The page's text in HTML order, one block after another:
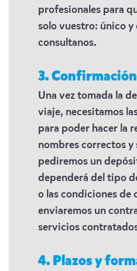
profesionales para
solo vuestro: único y
consultanos.
3.
Una vez tomada la
viaje, necesitamos
para poder hacer la
nombres correctos y
pediremos un
dependerá del tipo
o las condiciones de
enviaremos un
servicios
4. Plazos y